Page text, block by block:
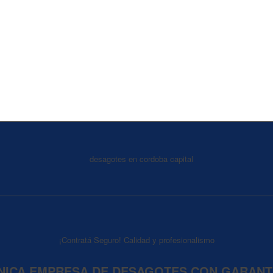
¡Contratá Seguro! Calidad y profesionalismo